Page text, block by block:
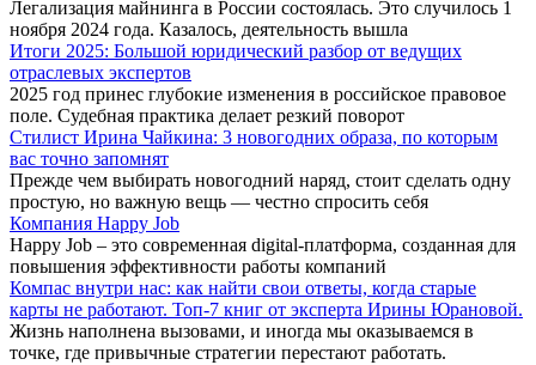
Легализация майнинга в России состоялась. Это случилось 1
ноября 2024 года. Казалось, деятельность вышла
Итоги 2025: Большой юридический разбор от ведущих
отраслевых экспертов
2025 год принес глубокие изменения в российское правовое
поле. Судебная практика делает резкий поворот
Стилист Ирина Чайкина: 3 новогодних образа, по которым
вас точно запомнят
Прежде чем выбирать новогодний наряд, стоит сделать одну
простую, но важную вещь — честно спросить себя
Компания Happy Job
Happy Job – это современная digital-платформа, созданная для
повышения эффективности работы компаний
Компас внутри нас: как найти свои ответы, когда старые
карты не работают. Топ-7 книг от эксперта Ирины Юрановой.
Жизнь наполнена вызовами, и иногда мы оказываемся в
точке, где привычные стратегии перестают работать.